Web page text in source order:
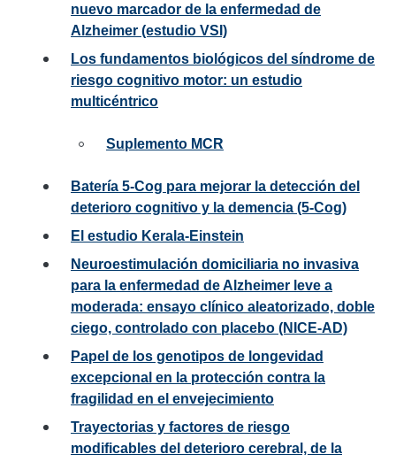
nuevo marcador de la enfermedad de
Alzheimer (estudio VSI)
Los fundamentos biológicos del síndrome de
riesgo cognitivo motor: un estudio
multicéntrico
Suplemento MCR
Batería 5-Cog para mejorar la detección del
deterioro cognitivo y la demencia (5-Cog)
El estudio Kerala-Einstein
Neuroestimulación domiciliaria no invasiva
para la enfermedad de Alzheimer leve a
moderada: ensayo clínico aleatorizado, doble
ciego, controlado con placebo (NICE-AD)
Papel de los genotipos de longevidad
excepcional en la protección contra la
fragilidad en el envejecimiento
Trayectorias y factores de riesgo
modificables del deterioro cerebral, de la